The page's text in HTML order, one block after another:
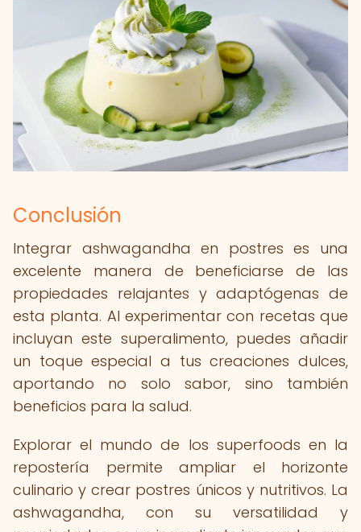
Conclusión
Integrar ashwagandha en postres es una
excelente manera de beneficiarse de las
propiedades relajantes y adaptógenas de
esta planta. Al experimentar con recetas que
incluyan este superalimento, puedes añadir
un toque especial a tus creaciones dulces,
aportando no solo sabor, sino también
beneficios para la salud.
Explorar el mundo de los superfoods en la
repostería permite ampliar el horizonte
culinario y crear postres únicos y nutritivos. La
ashwagandha, con su versatilidad y